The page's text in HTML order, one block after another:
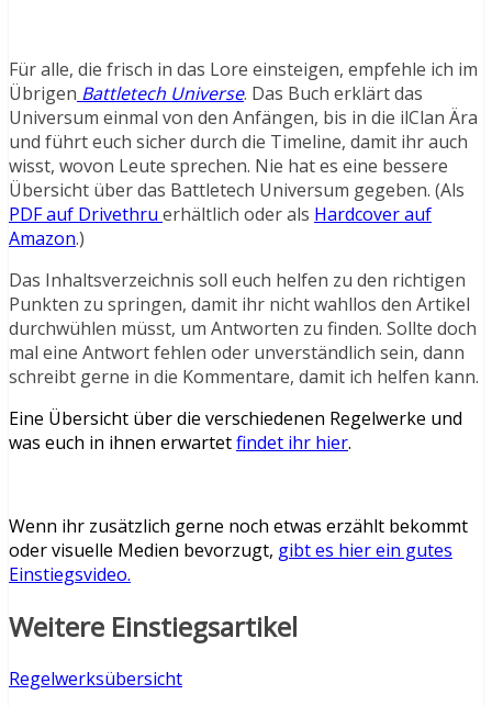
Für alle, die frisch in das Lore einsteigen, empfehle ich im
Übrigen Battletech Universe. Das Buch erklärt das
Universum einmal von den Anfängen, bis in die ilClan Ära
und führt euch sicher durch die Timeline, damit ihr auch
wisst, wovon Leute sprechen. Nie hat es eine bessere
Übersicht über das Battletech Universum gegeben. (Als
PDF auf Drivethru erhältlich oder als Hardcover auf
Amazon.)
Das Inhaltsverzeichnis soll euch helfen zu den richtigen
Punkten zu springen, damit ihr nicht wahllos den Artikel
durchwühlen müsst, um Antworten zu finden. Sollte doch
mal eine Antwort fehlen oder unverständlich sein, dann
schreibt gerne in die Kommentare, damit ich helfen kann.
Eine Übersicht über die verschiedenen Regelwerke und
was euch in ihnen erwartetfindet ihr hier.
Wenn ihr zusätzlich gerne noch etwas erzählt bekommt
oder visuelle Medien bevorzugt, gibt es hier ein gutes
Einstiegsvideo.
Weitere Einstiegsartikel
Regelwerksübersicht